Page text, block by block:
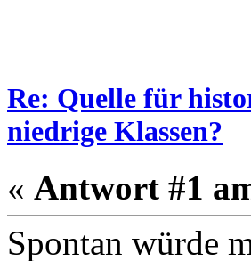
Re: Quelle für
niedrige Klassen?
« Antwort #1
Spontan würde